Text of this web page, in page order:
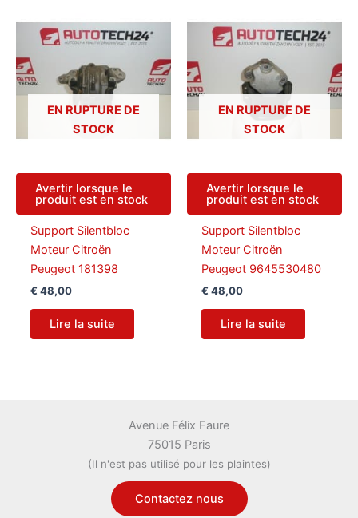
EN RUPTURE DE
STOCK
Avertir lorsque le
produit est en stock
Support Silentbloc
Moteur Citroën
Peugeot 181398
€ 48,00
Lire la suite
EN RUPTURE DE
STOCK
Avertir lorsque le
produit est en stock
Support Silentbloc
Moteur Citroën
Peugeot 9645530480
€ 48,00
Lire la suite
Avenue Félix Faure
75015 Paris
(Il n'est pas utilisé pour les plaintes)
Contactez nous